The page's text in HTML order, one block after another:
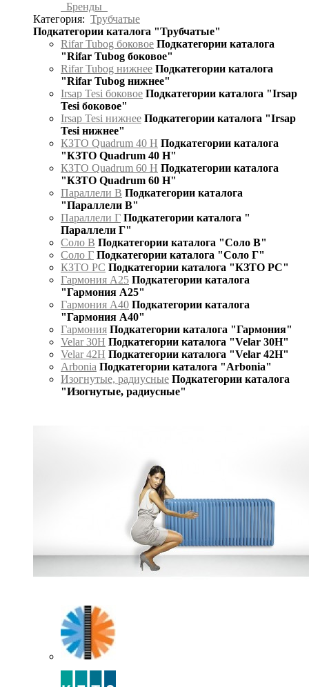
Бренды
Категория: Трубчатые
Подкатегории каталога "Трубчатые"
Rifar Tubog боковое Подкатегории каталога
"Rifar Tubog боковое"
Rifar Tubog нижнее Подкатегории каталога
"Rifar Tubog нижнее"
Irsap Tesi боковое Подкатегории каталога "Irsap
Tesi боковое"
Irsap Tesi нижнее Подкатегории каталога "Irsap
Tesi нижнее"
КЗТО Quadrum 40 H Подкатегории каталога
"КЗТО Quadrum 40 H"
КЗТО Quadrum 60 H Подкатегории каталога
"КЗТО Quadrum 60 H"
Параллели В Подкатегории каталога
"Параллели В"
Параллели Г Подкатегории каталога "
Параллели Г"
Соло В Подкатегории каталога "Соло В"
Соло Г Подкатегории каталога "Соло Г"
КЗТО РС Подкатегории каталога "КЗТО РС"
Гармония А25 Подкатегории каталога
"Гармония А25"
Гармония А40 Подкатегории каталога
"Гармония А40"
Гармония Подкатегории каталога "Гармония"
Velar 30H Подкатегории каталога "Velar 30H"
Velar 42H Подкатегории каталога "Velar 42H"
Arbonia Подкатегории каталога "Arbonia"
Изогнутые, радиусные Подкатегории каталога
"Изогнутые, радиусные"